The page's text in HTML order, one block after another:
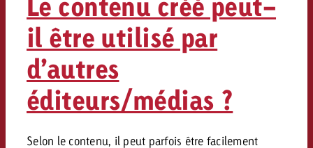
il être utilisé par
d’autres
éditeurs/médias ?
Selon le contenu, il peut parfois être facilement